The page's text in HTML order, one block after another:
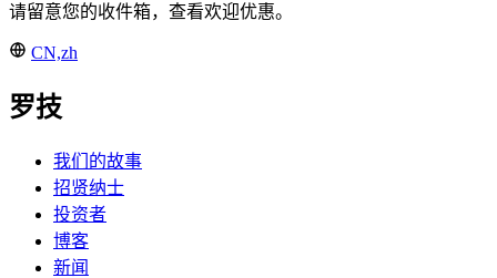
请留意您的收件箱，查看欢迎优惠。
CN,zh
罗技
我们的故事
招贤纳士
投资者
博客
新闻